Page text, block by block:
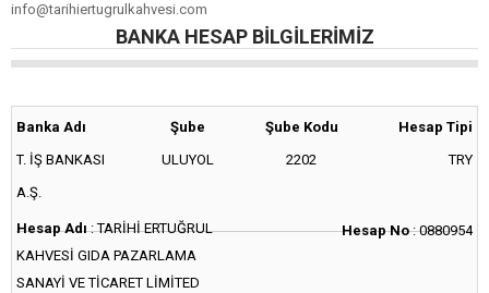
info@tarihiertugrulkahvesi.com
BANKA HESAP BILGILERIMIZ
Banka Adı
T. İŞ BANKASI
A.Ş.
Şube
ULUYOL
Şube Kodu
2202
Hesap Tipi
TRY
Hesap Adı : TARİHİ ERTUĞRUL
KAHVESİ GIDA PAZARLAMA
SANAYİ VE TİCARET LİMİTED
Hesap No : 0880954